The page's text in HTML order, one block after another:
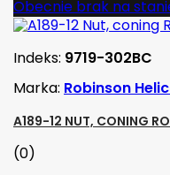
Obecnie brak na
Indeks: 9719-302BC
Marka: Robinson
A189-12 NUT, CONING
(0)